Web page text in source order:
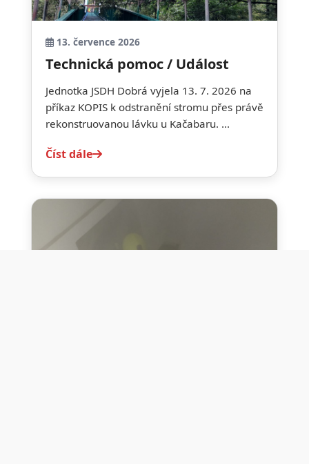
13. července 2026
Technická pomoc / Událost
Jednotka JSDH Dobrá vyjela 13. 7. 2026 na
příkaz KOPIS k odstranění stromu přes právě
rekonstruovanou lávku u Kačabaru. ...
Číst dále